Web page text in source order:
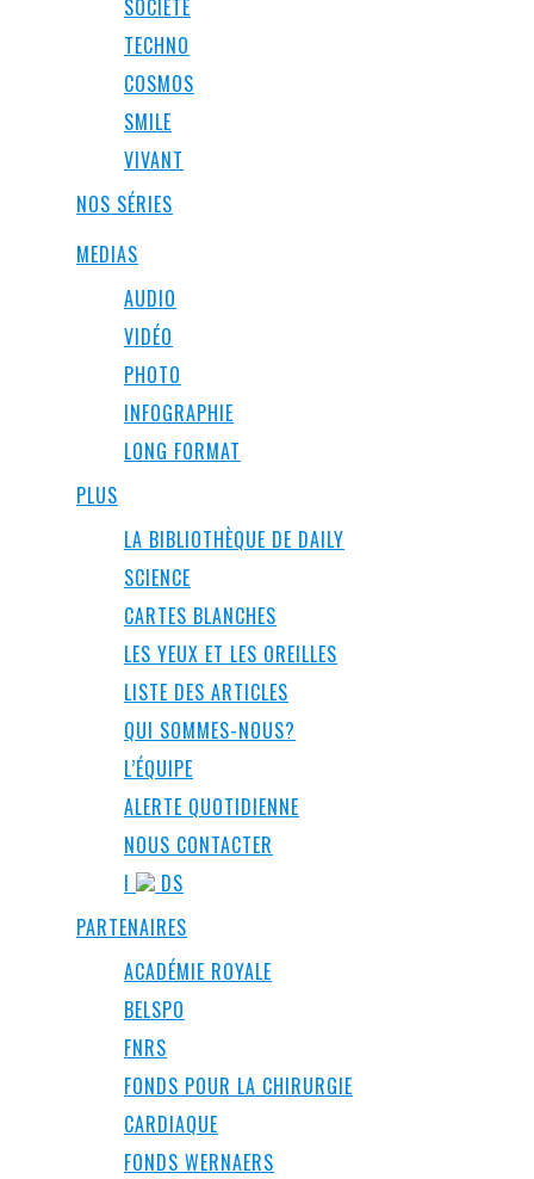
SOCIÉTÉ
TECHNO
COSMOS
SMILE
VIVANT
NOS SÉRIES
MEDIAS
AUDIO
VIDÉO
PHOTO
INFOGRAPHIE
LONG FORMAT
PLUS
LA BIBLIOTHÈQUE DE DAILY
SCIENCE
CARTES BLANCHES
LES YEUX ET LES OREILLES
LISTE DES ARTICLES
QUI SOMMES-NOUS?
L’ÉQUIPE
ALERTE QUOTIDIENNE
NOUS CONTACTER
I
DS
PARTENAIRES
ACADÉMIE ROYALE
BELSPO
FNRS
FONDS POUR LA CHIRURGIE
CARDIAQUE
FONDS WERNAERS